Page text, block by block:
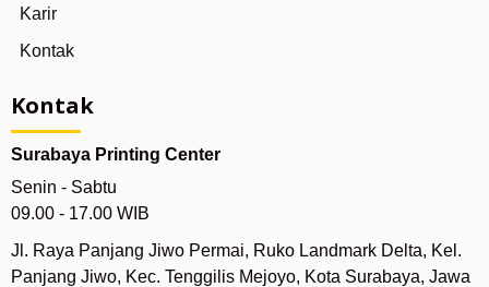
Karir
Kontak
Kontak
Surabaya Printing Center
Senin - Sabtu
09.00 - 17.00 WIB
Jl. Raya Panjang Jiwo Permai, Ruko Landmark Delta, Kel.
Panjang Jiwo, Kec. Tenggilis Mejoyo, Kota Surabaya, Jawa